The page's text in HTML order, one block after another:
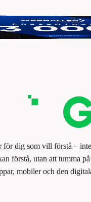
på Webhallen. Delta i
3000 kr.
för dig som vill förstå –
förstå, utan att tumma
mobiler och den